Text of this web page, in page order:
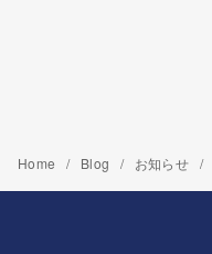
Home Blog お知らせ